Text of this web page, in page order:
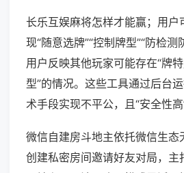
长乐互娱麻将怎样才能赢；用户
现“随意选牌”“控制牌型”“防检
用户反映其他玩家可能存在“牌
型”的情况。这些工具通过后台
术手段实现不平公，且“安全性高
微信自建房斗地主依托微信生态
创建私密房间邀请好友对局，主